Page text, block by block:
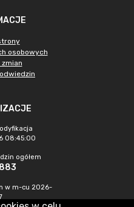
osobowych
08:45:00
ogółem
w m-cu 2026-